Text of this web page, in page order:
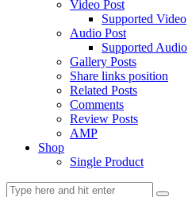
Video Post
Supported Video
Audio Post
Supported Audio
Gallery Posts
Share links position
Related Posts
Comments
Review Posts
AMP
Shop
Single Product